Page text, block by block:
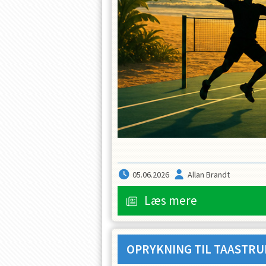
05.06.2026 Allan Brandt
Læs mere
OPRYKNING TIL